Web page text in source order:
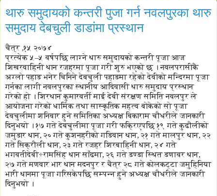
थारु समुदायको कन्तरी पुजा गर्न नवलपुरका थारु
समुदाय देबचुली डाडांमा प्रस्थान
चैत्र ,१५ २०७४
प्रत्येक ५–५ वर्षपछि लाग्ने थारु समुदायको कन्तरी पूजा आज
शिखरवाहिनी थान रजहरमा पूजा गरी शुरु भएको छ । नवलपरासीकै
अग्लो पहाड भनेर चिनिने देबचुली पहाडमा रहेको देवीको मन्दिरमा पूजा
गर्नका लागी नवलपुरका स्थानीय आदिवासी थारु समुदाय प्रस्थान
गरेको हो । शिरथान कुमारवर्ती माई देबी संरक्षण समिति नवलपुर ले
आयोजना गरेको धार्मिक तथा सास्कृतिक महत्व बोकेको सो पूजा
देवचुलीमा शनिवार हुने समितिका अध्यक्ष बिकाराम चौधरीले जानकारी
दिनुभयो । १७ गते देबचुलीमा पूजा गरी फक्रिएपछि १९ गते कुढौलीको
जमुडार थान, २० गते कुशनहरीको गडिवान थान, २१ गते मालपुर थान, २२
गते सिक्रौली थान, २३ गते रजहर शिरबाहिनी थान, २४ गते
भगवतीदेबी÷रामसिंह थान साँढमा, २६ गते डण्डा स्थित डणावर थान,
२७ गते मणवार भार थान मदनपुर र चैत्र २८ गते कोलकट्टा जमुहिनिया
भारी थानमा पूजा गरिसकेपछि सम्पन्न हुने अध्यक्ष चौधरीले जानकारी
दिनुभयो ।